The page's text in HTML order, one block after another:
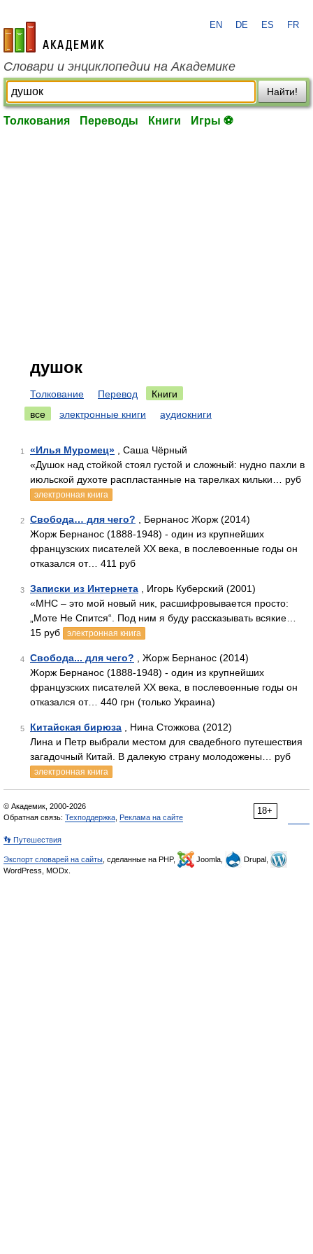
academic.ru
EN DE ES FR
Словари и энциклопедии на Академике
Найти!
Толкования Переводы Книги Игры ⚽
душок
Толкование Перевод
Книги
все
электронные книги аудиокниги
1 «Илья Муромец» , Саша Чёрный
«Душок над стойкой стоял густой и сложный: нудно пахли в
июльской духоте распластанные на тарелках кильки… руб
электронная книга
2 Свобода… для чего? , Бернанос Жорж (2014)
Жорж Бернанос (1888-1948) - один из крупнейших
французских писателей ХХ века, в послевоенные годы он
отказался от… 411 руб
3 Записки из Интернета , Игорь Куберский (2001)
«МНС – это мой новый ник, расшифровывается просто:
„Моте Не Спится“. Под ним я буду рассказывать всякие…
15 руб
электронная книга
4 Свобода... для чего? , Жорж Бернанос (2014)
Жорж Бернанос (1888-1948) - один из крупнейших
французских писателей ХХ века, в послевоенные годы он
отказался от… 440 грн (только Украина)
5 Китайская бирюза , Нина Стожкова (2012)
Лина и Петр выбрали местом для свадебного путешествия
загадочный Китай. В далекую страну молодожены… руб
электронная книга
18+
© Академик, 2000-2026
Обратная связь: Техподдержка Реклама на сайте
👣 Путешествия
Экспорт словарей на сайты , сделанные на PHP, Joomla,
Drupal,
WordPress, MODx.